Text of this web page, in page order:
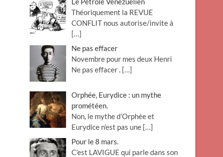
Théoriquement la REVUE
CONFLIT nous autorise/invite à
[…]
Ne pas effacer
Novembre pour mes deux Henri
Ne pas effacer . […]
Orphée, Eurydice : un mythe
prométéen.
Non, le mythe d’Orphée et
Eurydice n’est pas une […]
Pour le 8 mars.
C’est LAVIGUE qui parle dans son